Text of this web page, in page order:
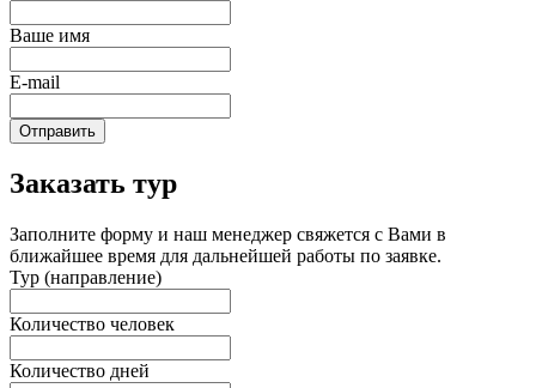
Ваше имя
E-mail
Отправить
Заказать тур
Заполните форму и наш менеджер свяжется с Вами в
ближайшее время для дальнейшей работы по заявке.
Тур (направление)
Количество человек
Количество дней